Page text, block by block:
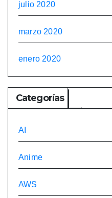
julio 2020
marzo 2020
enero 2020
Categorías
AI
Anime
AWS